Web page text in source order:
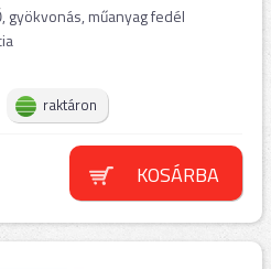
gyökvonás, műanyag fedél
raktáron
KOSÁRBA